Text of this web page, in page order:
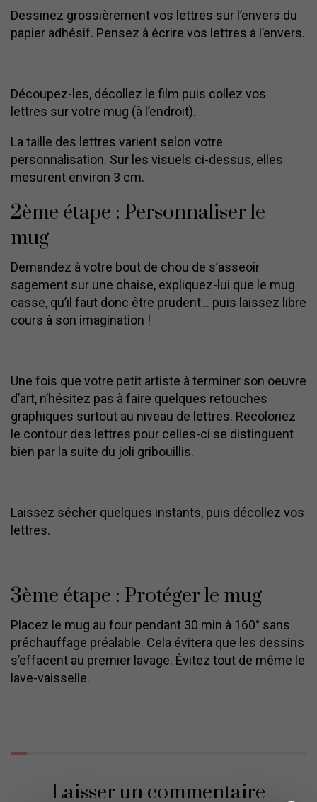
Dessinez grossièrement vos lettres sur l’envers du
papier adhésif. Pensez à écrire vos lettres à l’envers.
Découpez-les, décollez le film puis collez vos
lettres sur votre mug (à l’endroit).
La taille des lettres varient selon votre
personnalisation. Sur les visuels ci-dessus, elles
mesurent environ 3 cm.
2ème étape : Personnaliser le
mug
Demandez à votre bout de chou de s’asseoir
sagement sur une chaise, expliquez-lui que le mug
casse, qu’il faut donc être prudent… puis laissez libre
cours à son imagination !
Une fois que votre petit artiste à terminer son oeuvre
d’art, n’hésitez pas à faire quelques retouches
graphiques surtout au niveau de lettres. Recoloriez
le contour des lettres pour celles-ci se distinguent
bien par la suite du joli gribouillis.
Laissez sécher quelques instants, puis décollez vos
lettres.
3ème étape : Protéger le mug
Placez le mug au four pendant 30 min à 160° sans
préchauffage préalable. Cela évitera que les dessins
s’effacent au premier lavage. Évitez tout de même le
lave-vaisselle.
Laisser un commentaire